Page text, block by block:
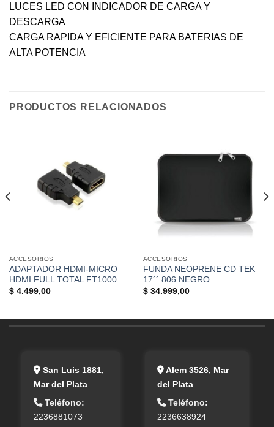
LUCES LED CON INDICADOR DE CARGA Y
DESCARGA
CARGA RAPIDA Y EFICIENTE PARA BATERIAS DE
ALTA POTENCIA
PRODUCTOS RELACIONADOS
ACCESORIOS
ADAPTADOR HDMI-MICRO
HDMI FULL TOTAL FT1000
$4.499,00
ACCESORIOS
FUNDA NEOPRENE CD TEK
17´´ 806 NEGRO
$34.999,00
San Luis 1881,
Mar del Plata
Teléfono:
2236881073
Alem 3526, Mar
del Plata
Teléfono:
2236638924